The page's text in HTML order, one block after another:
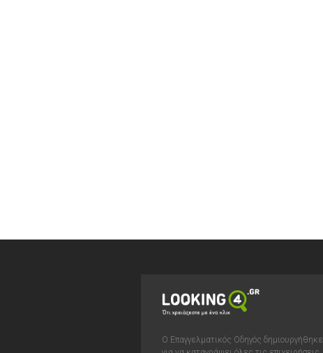
Ο Επαγγελματικός Οδηγός δημιουργήθηκε